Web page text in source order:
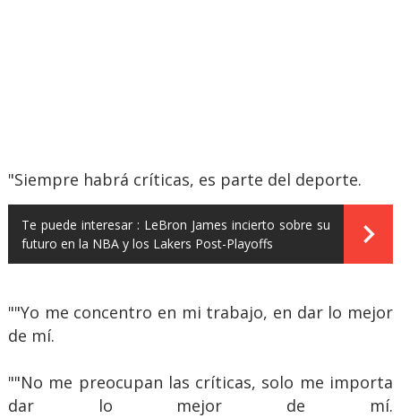
"Siempre habrá críticas, es parte del deporte.
Te puede interesar : LeBron James incierto sobre su
futuro en la NBA y los Lakers Post-Playoffs
""Yo me concentro en mi trabajo, en dar lo mejor
de mí.
""No me preocupan las críticas, solo me importa
dar lo mejor de mí.